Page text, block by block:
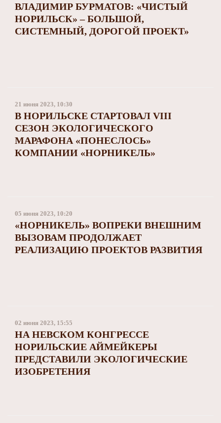
ВЛАДИМИР БУРМАТОВ: «ЧИСТЫЙ
НОРИЛЬСК» – БОЛЬШОЙ,
СИСТЕМНЫЙ, ДОРОГОЙ ПРОЕКТ»
21 июня 2023, 10:30
В НОРИЛЬСКЕ СТАРТОВАЛ VIII
СЕЗОН ЭКОЛОГИЧЕСКОГО
МАРАФОНА «ПОНЕСЛОСЬ»
КОМПАНИИ «НОРНИКЕЛЬ»
05 июня 2023, 10:20
«НОРНИКЕЛЬ» ВОПРЕКИ ВНЕШНИМ
ВЫЗОВАМ ПРОДОЛЖАЕТ
РЕАЛИЗАЦИЮ ПРОЕКТОВ РАЗВИТИЯ
02 июня 2023, 15:55
НА НЕВСКОМ КОНГРЕССЕ
НОРИЛЬСКИЕ АЙМЕЙКЕРЫ
ПРЕДСТАВИЛИ ЭКОЛОГИЧЕСКИЕ
ИЗОБРЕТЕНИЯ